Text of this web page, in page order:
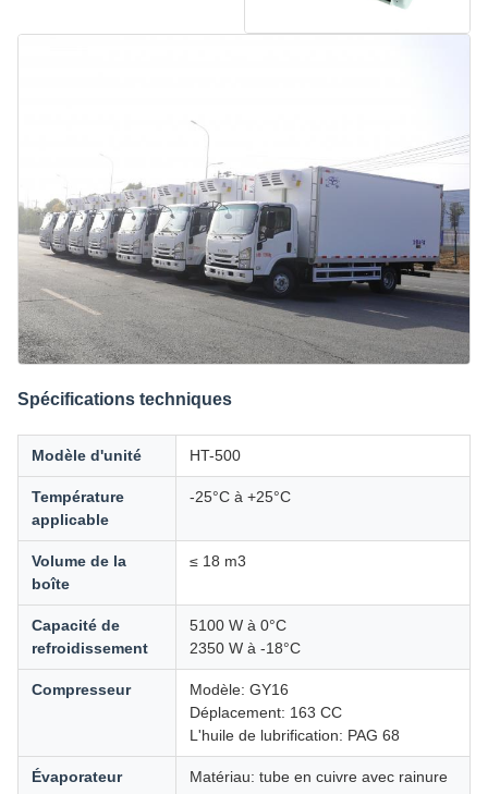
Spécifications techniques
Modèle d'unité HT-500
Température
applicable
-25°C à +25°C
Volume de la
boîte
≤ 18 m3
Capacité de
refroidissement
5100 W à 0°C
2350 W à -18°C
Compresseur
Modèle: GY16
Déplacement: 163 CC
L'huile de lubrification: PAG 68
Évaporateur
Matériau: tube en cuivre avec rainure